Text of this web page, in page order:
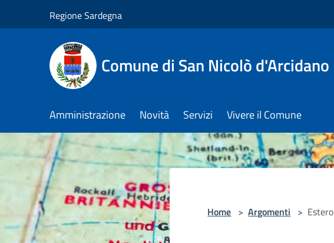
Regione Sardegna
Comune di San Nicolò d'Arcidano
Amministrazione Novità Servizi Vivere il Comune
Home > Argomenti > Estero